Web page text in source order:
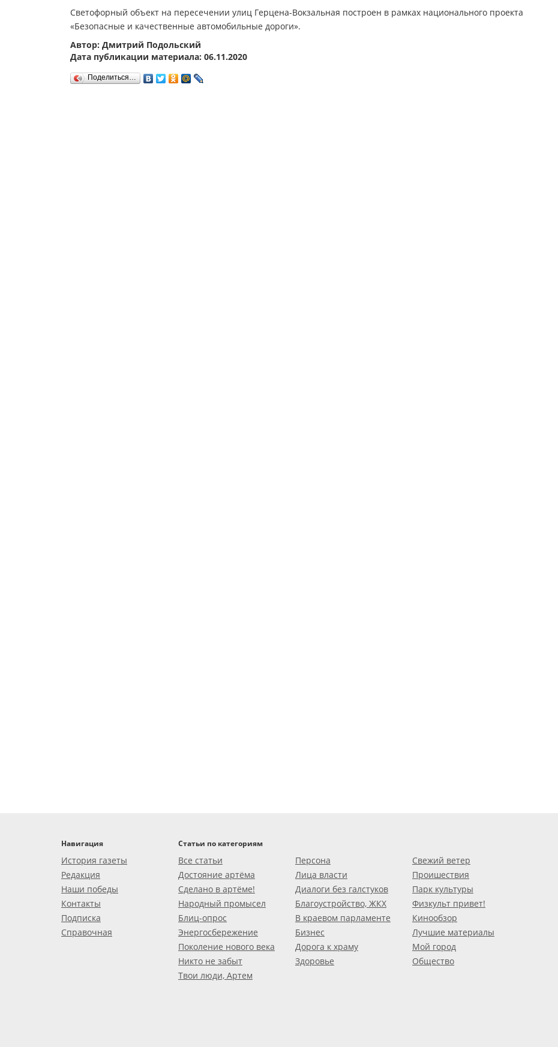
Светофорный объект на пересечении улиц Герцена-Вокзальная построен в рамках национального проекта
«Безопасные и качественные автомобильные дороги».
Автор: Дмитрий Подольский
Дата публикации материала: 06.11.2020
Поделиться…
Навигация
История газеты
Редакция
Наши победы
Контакты
Подписка
Справочная
Статьи по категориям
Все статьи
Достояние артёма
Сделано в артёме!
Народный промысел
Блиц-опрос
Энергосбережение
Поколение нового века
Никто не забыт
Твои люди, Артем
Персона
Лица власти
Диалоги без галстуков
Благоустройство, ЖКХ
В краевом парламенте
Бизнес
Дорога к храму
Здоровье
Свежий ветер
Проишествия
Парк культуры
Физкульт привет!
Кинообзор
Лучшие материалы
Мой город
Общество